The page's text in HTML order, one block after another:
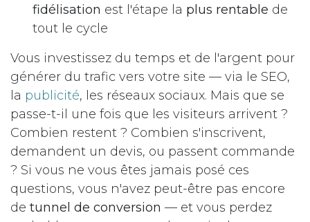
fidélisation est l'étape la plus rentable de
tout le cycle
Vous investissez du temps et de l'argent pour
générer du trafic vers votre site — via le SEO,
la publicité, les réseaux sociaux. Mais que se
passe-t-il une fois que les visiteurs arrivent ?
Combien restent ? Combien s'inscrivent,
demandent un devis, ou passent commande
? Si vous ne vous êtes jamais posé ces
questions, vous n'avez peut-être pas encore
de tunnel de conversion — et vous perdez